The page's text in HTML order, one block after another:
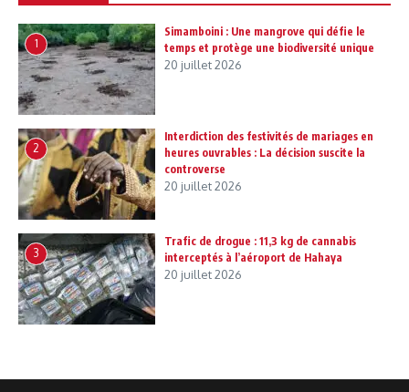
1
Simamboini : Une mangrove qui défie le
temps et protège une biodiversité unique
20 juillet 2026
2
Interdiction des festivités de mariages en
heures ouvrables : La décision suscite la
controverse
20 juillet 2026
3
Trafic de drogue : 11,3 kg de cannabis
interceptés à l’aéroport de Hahaya
20 juillet 2026